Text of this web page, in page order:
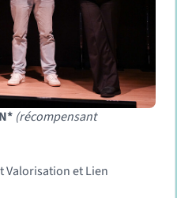
(récompensant
Valorisation et Lien